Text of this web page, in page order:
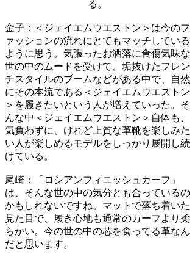
る。
金子：
＜ジェイエムウエストン＞は今のフ
ァッションの流れにとてもマッチしている
ように思う。気張ったお洒落に食傷気味な
世の中のムードを受けて、垢抜けたフレン
チスタイルのブームなどがある中で、自然
にその本流である＜ジェイエムウエストン
＞を履きたいという人が増えていった。そ
んな中＜ジェイエムウエストン＞自体も、
気負わずに、けれど上質な革靴を楽しみた
い人が楽しめるモデルをしっかり展開し続
けている。
尾崎：
「ロシアンフィニッシュカーフ」
は、そんな世の中の気分とも合っているの
かもしれないですね。マットで落ち着いた
見た目で、履き心地も通常のカーフより柔
らかい。今の世の中の芯を食ってる革なん
だと思います。